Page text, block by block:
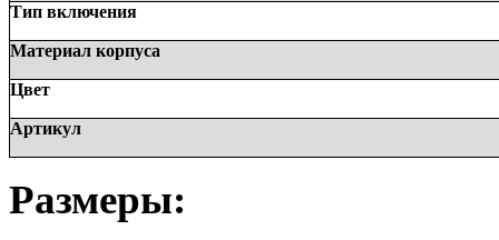
Тип включения
Материал корпуса
Цвет
Артикул
Размеры: